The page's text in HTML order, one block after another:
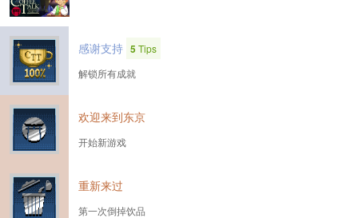
感谢支持 5Tips
解锁所有成就
欢迎来到东京
开始新游戏
重新来过
第一次倒掉饮品